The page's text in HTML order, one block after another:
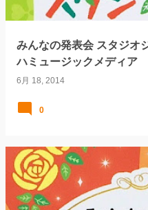
みんなの発表会 スタジオ
ハミュージックメディア
6月 18, 2014
0